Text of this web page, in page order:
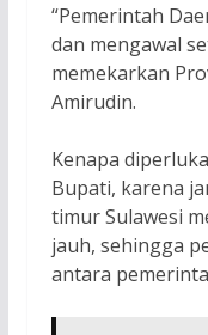
“Pemerintah
dan mengawal
memekarkan
Amirudin.
Kenapa
Bupati, karena
timur Sulawesi
jauh, sehingga
antara